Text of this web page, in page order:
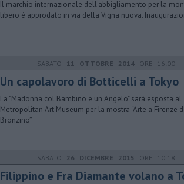
Il marchio internazionale dell'abbigliamento per la
libero è approdato in via della Vigna nuova.
SABATO 11 OTTOBRE 2014ORE 16:00
Un capolavoro di Botticelli a Tokyo
La "Madonna col Bambino e un Angelo" sarà esposta al
Metropolitan Art Museum per la mostra “Arte a Firenze
Bronzino”
SABATO 26 DICEMBRE 2015 ORE 10:18
Filippino e Fra Diamante volano a